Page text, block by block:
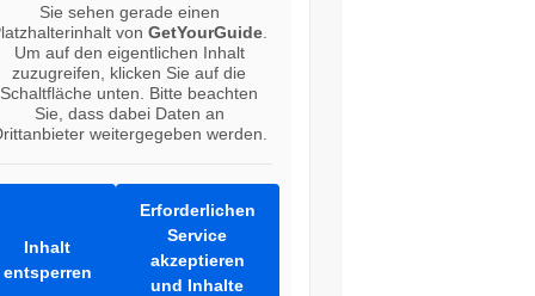
Sie sehen gerade einen
vonGetYourGuide
Um auf den eigentlichen Inhalt
zuzugreifen, klicken Sie auf die
Schaltfläche unten. Bitte beachten
Sie, dass dabei Daten an
weitergegeben werden.
Inhalt
entsperren
Erforderlichen
Service
akzeptieren
und Inhalte